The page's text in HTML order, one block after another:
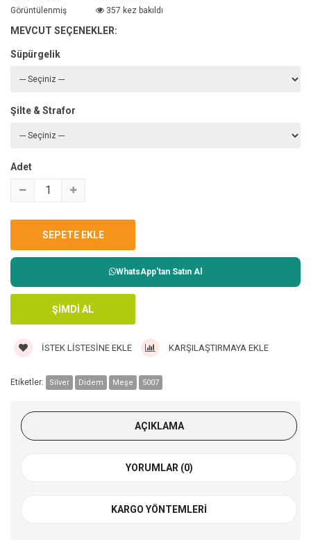
Görüntülenmiş
357 kez bakıldı
MEVCUT SEÇENEKLER:
Süpürgelik
Şilte & Strafor
Adet
WhatsApp'tan Satın Al
İSTEK LISTESINE EKLE KARŞILAŞTIRMAYA EKLE
Etiketler: Silver Didem Meşe 5007
AÇIKLAMA
YORUMLAR (0)
KARGO YÖNTEMLERI